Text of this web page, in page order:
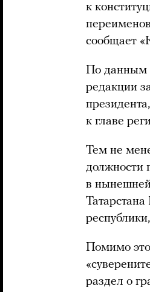
к
сообщает
По данным
редакции
к главе
Тем не
должности
в
Помимо
раздел о